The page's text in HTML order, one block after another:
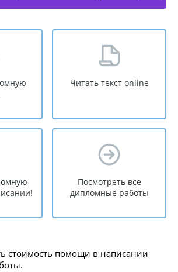
Читать текст online
Посмотреть все
дипломные работы
стоимость помощи в написании